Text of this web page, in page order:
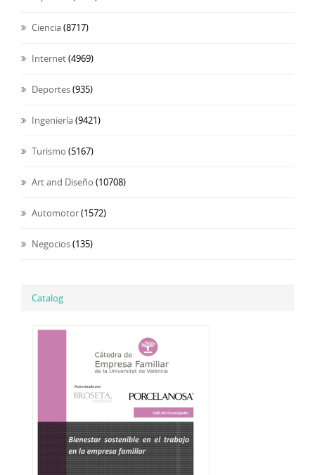
Ciencia(8717)
Internet(4969)
Deportes(935)
Ingeniería(9421)
Turismo (5167)
Art and Diseño (10708)
Automotor(1572)
Negocios(135)
Catalog